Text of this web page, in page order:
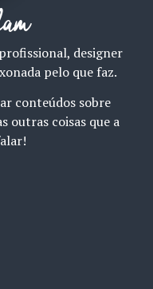
designer
pelo que faz.
conteúdos sobre
outras coisas que a